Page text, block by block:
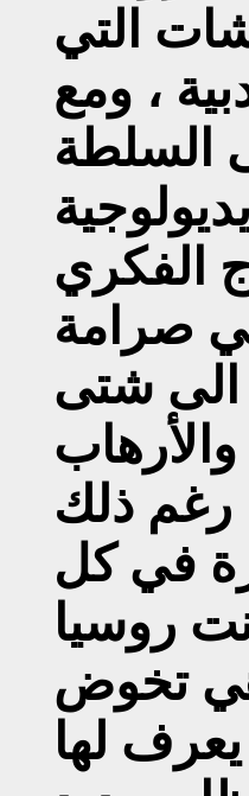
التي
، ومع
السلطة
الفكري
الى شتى
رغم ذلك
في كل
روسيا
تخوض
لها